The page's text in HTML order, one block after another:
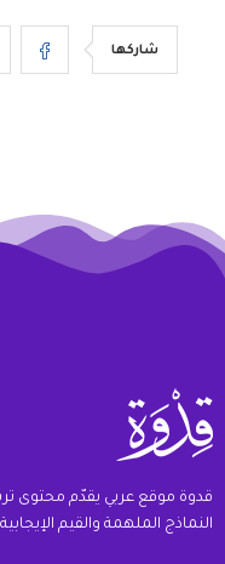
شاركها
قدوة موقع عربي يقدّم محتوى
النماذج الملهمة والقيم